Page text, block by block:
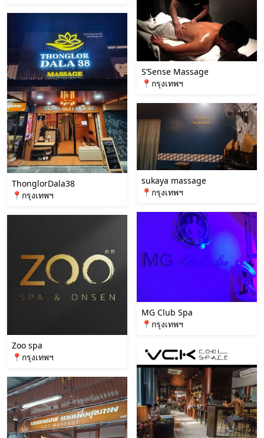
ThonglorDala38
📍กรุงเทพฯ
Zoo spa
📍กรุงเทพฯ
S’Sense Massage
📍กรุงเทพฯ
sukaya massage
📍กรุงเทพฯ
MG Club Spa
📍กรุงเทพฯ